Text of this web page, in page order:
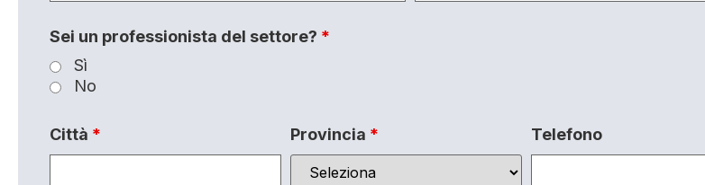
Sei un professionista del settore? *
Sì
No
Città * Provincia * Telefono